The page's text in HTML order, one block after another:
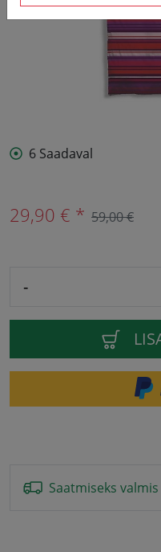
6 Saadaval
29,90 € * 59,00 €
-
Saatmiseks valmis